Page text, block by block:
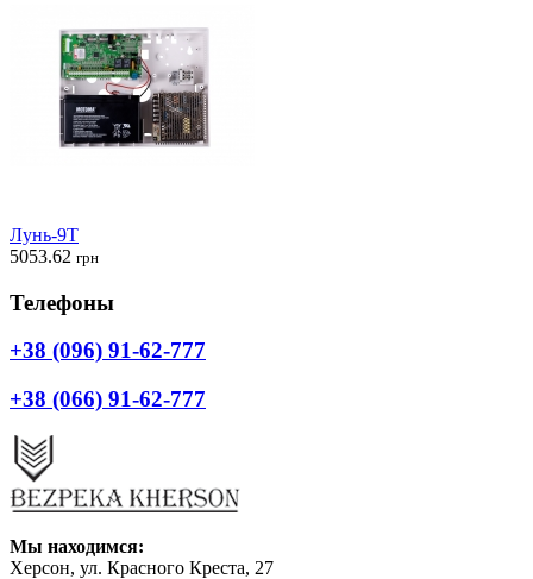
Лунь-9Т
5053.62 грн
Телефоны
+38 (096) 91-62-777
+38 (066) 91-62-777
Мы находимся:
Херсон, ул. Красного Креста, 27